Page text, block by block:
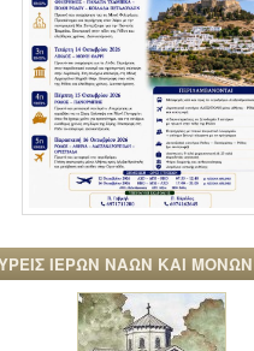
ΙΕΡΩΝ ΝΑΩΝ ΚΑΙ ΜΟΝΩΝ